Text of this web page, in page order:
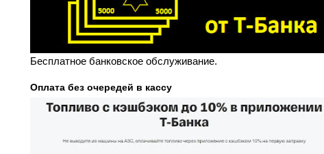
Бесплатное банковское обслуживание.
Оплата без очередей в кассу